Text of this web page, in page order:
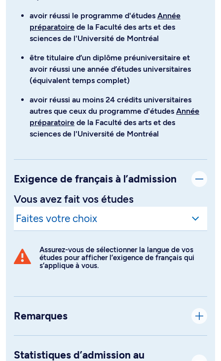
avoir réussi le programme d'études Année
préparatoire de la Faculté des arts et des
sciences de l'Université de Montréal
être titulaire d’un diplôme préuniversitaire et
avoir réussi une année d’études universitaires
(équivalent temps complet)
avoir réussi au moins 24 crédits universitaires
autres que ceux du programme d'études Année
préparatoire de la Faculté des arts et des
sciences de l'Université de Montréal
Exigence de français à l’admission
Vous avez fait vos études
Assurez-vous de sélectionner la langue de vos
études pour afficher l’exigence de français qui
s’applique à vous.
Remarques
Statistiques d’admission au